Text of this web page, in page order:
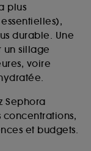
plus
durable. Une
un sillage
voire
Sephora
concentrations,
et budgets.